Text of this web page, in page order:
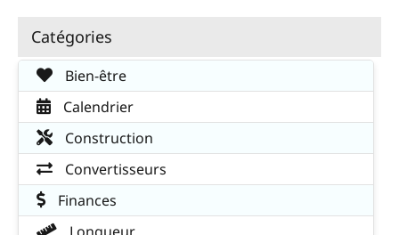
Catégories
Bien-être
Calendrier
Construction
Convertisseurs
Finances